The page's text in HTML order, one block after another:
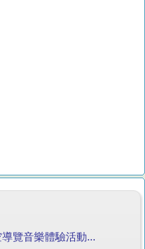
導覽音樂體驗活動...